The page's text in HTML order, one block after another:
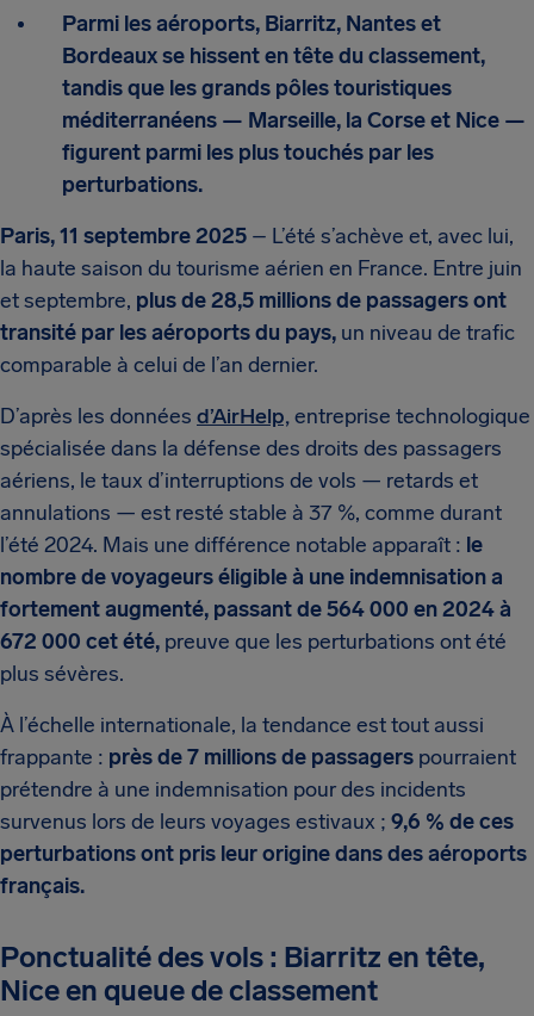
Parmi les aéroports, Biarritz, Nantes et
Bordeaux se hissent en tête du classement,
tandis que les grands pôles touristiques
méditerranéens — Marseille, la Corse et Nice —
figurent parmi les plus touchés par les
perturbations.
Paris, 11 septembre 2025 – L’été s’achève et, avec lui,
la haute saison du tourisme aérien en France. Entre juin
et septembre, plus de 28,5 millions de passagers ont
transité par les aéroports du pays, un niveau de trafic
comparable à celui de l’an dernier.
D’après les données d’AirHelp,entreprise technologique
spécialisée dans la défense des droits des passagers
aériens, le taux d’interruptions de vols — retards et
annulations — est resté stable à 37 %, comme durant
l’été 2024. Mais une différence notable apparaît : le
nombre de voyageurs éligible à une indemnisation a
fortement augmenté, passant de 564 000 en 2024 à
672 000 cet été, preuve que les perturbations ont été
plus sévères.
À l’échelle internationale, la tendance est tout aussi
frappante : près de 7 millions de passagers pourraient
prétendre à une indemnisation pour des incidents
survenus lors de leurs voyages estivaux ; 9,6 % de ces
perturbations ont pris leur origine dans des aéroports
français.
Ponctualité des vols : Biarritz en tête,
Nice en queue de classement